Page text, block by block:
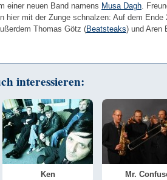
einer neuen Band namens Musa Dagh .
hier mit der Zunge schnalzen: Auf dem Ende
Thomas Götz (Beatsteaks) und Aren
interessieren:
Ken Mr.